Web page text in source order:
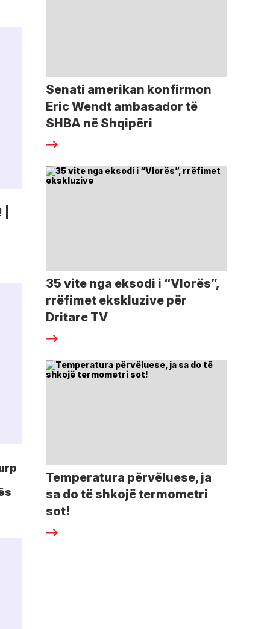
Senati amerikan konfirmon
Eric Wendt ambasador të
SHBA në Shqipëri
35 vite nga eksodi i “Vlorës”,
rrëfimet ekskluzive për
Dritare TV
Temperatura përvëluese, ja
sa do të shkojë termometri
sot!